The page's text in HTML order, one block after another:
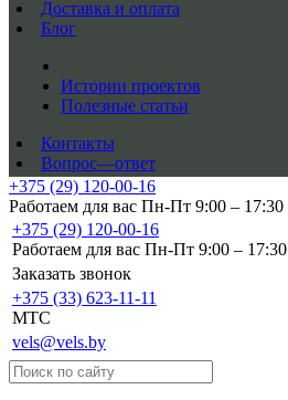
Доставка и оплата
Блог
Истории проектов
Полезные статьи
Контакты
Вопрос—ответ
+375 (29) 120-00-16
Работаем для вас Пн-Пт 9:00 – 17:30
+375 (29) 120-00-16
Работаем для вас Пн-Пт 9:00 – 17:30
Заказать звонок
+375 (33) 623-11-11
MTC
vels@vels.by